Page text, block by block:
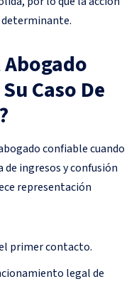
determinante.
Caso De
confiable cuando
ingresos y confusión
representación
primer contacto.
legal de